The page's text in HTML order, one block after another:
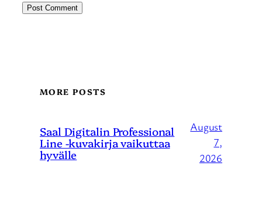
MORE POSTS
Saal Digitalin Professional
Line -kuvakirja vaikuttaa
hyvälle
August
7,
2026